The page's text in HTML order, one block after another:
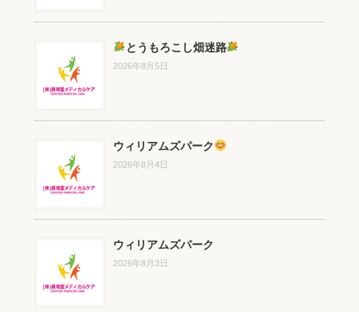
とうもろこし畑迷路
2026年8月5日
ウィリアムズパーク
2026年8月4日
ウィリアムズパーク
2026年8月3日